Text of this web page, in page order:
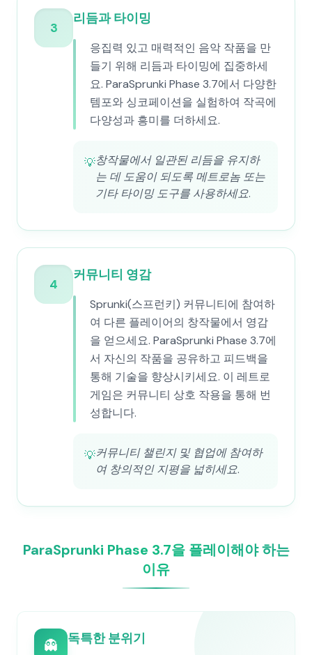
3
리듬과 타이밍
응집력 있고 매력적인 음악 작품을 만
들기 위해 리듬과 타이밍에 집중하세
요. ParaSprunki Phase 3.7에서 다양한
템포와 싱코페이션을 실험하여 작곡에
다양성과 흥미를 더하세요.
💡창작물에서 일관된 리듬을 유지하
는 데 도움이 되도록 메트로놈 또는
기타 타이밍 도구를 사용하세요.
4
커뮤니티 영감
Sprunki(스프런키) 커뮤니티에 참여하
여 다른 플레이어의 창작물에서 영감
을 얻으세요. ParaSprunki Phase 3.7에
서 자신의 작품을 공유하고 피드백을
통해 기술을 향상시키세요. 이 레트로
게임은 커뮤니티 상호 작용을 통해 번
성합니다.
💡커뮤니티 챌린지 및 협업에 참여하
여 창의적인 지평을 넓히세요.
ParaSprunki Phase 3.7을 플레이해야 하는
이유
👻 독특한 분위기